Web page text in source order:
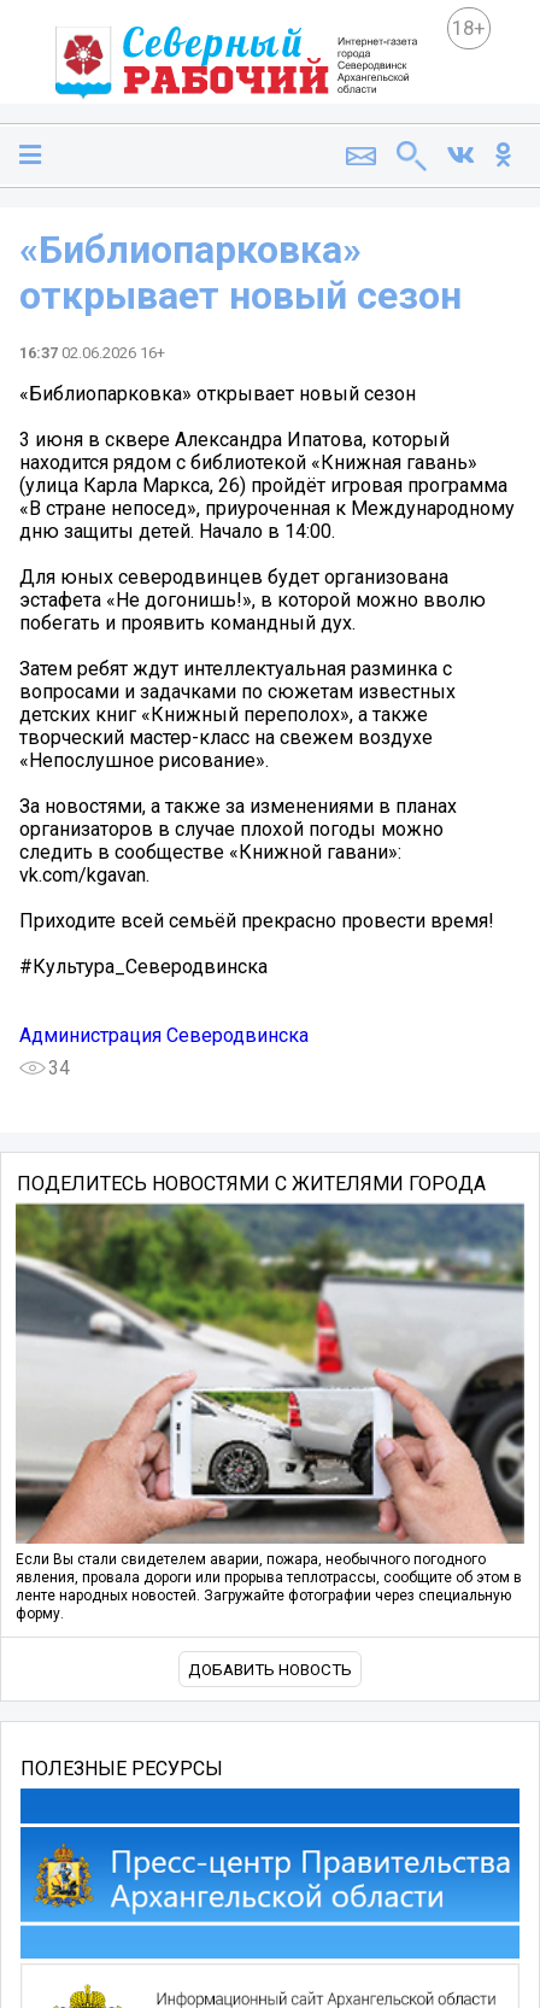
18+
«Библиопарковка»
открывает новый сезон
16:37 02.06.2026 16+
«Библиопарковка» открывает новый сезон
3 июня в сквере Александра Ипатова, который
находится рядом с библиотекой «Книжная гавань»
(улица Карла Маркса, 26) пройдёт игровая программа
«В стране непосед», приуроченная к Международному
дню защиты детей. Начало в 14:00.
Для юных северодвинцев будет организована
эстафета «Не догонишь!», в которой можно вволю
побегать и проявить командный дух.
Затем ребят ждут интеллектуальная разминка с
вопросами и задачками по сюжетам известных
детских книг «Книжный переполох», а также
творческий мастер-класс на свежем воздухе
«Непослушное рисование».
За новостями, а также за изменениями в планах
организаторов в случае плохой погоды можно
следить в сообществе «Книжной гавани»:
vk.com/kgavan.
Приходите всей семьёй прекрасно провести время!
#Культура_Северодвинска
Администрация Северодвинска
34
ПОДЕЛИТЕСЬ НОВОСТЯМИ С ЖИТЕЛЯМИ ГОРОДА
Если Вы стали свидетелем аварии, пожара, необычного погодного
явления, провала дороги или прорыва теплотрассы, сообщите об этом в
ленте народных новостей. Загружайте фотографии через специальную
форму.
ДОБАВИТЬ НОВОСТЬ
ПОЛЕЗНЫЕ РЕСУРСЫ